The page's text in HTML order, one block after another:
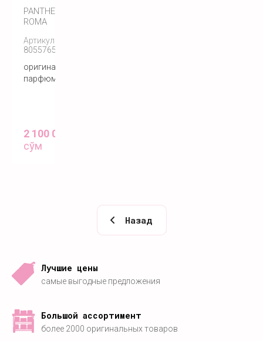
PANTHEON
ROMA
Артикул:
8055765270504
оригинальный
парфюм
2 100 000
сўм
Назад
Лучшие цены
самые выгодные предложения
Большой ассортимент
более 2000 оригинальных товаров